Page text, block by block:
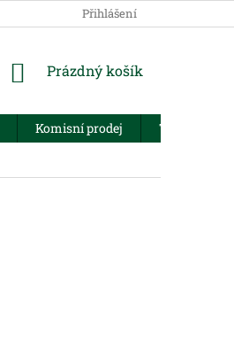
Přihlášení
NÁKUPNÍ
Prázdný košík
Komisní prodej
Trezory